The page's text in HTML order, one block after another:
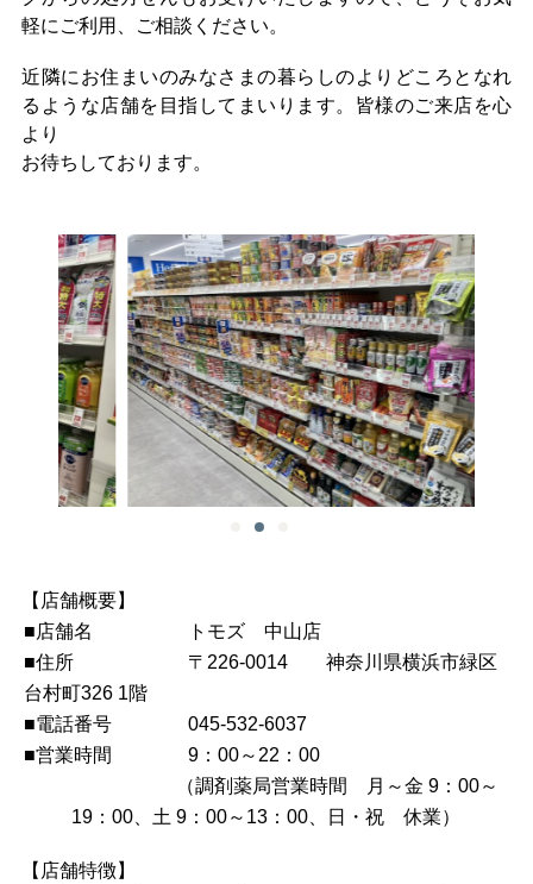
軽にご利用、ご相談ください。
近隣にお住まいのみなさまの暮らしのよりどころとなれ
るような店舗を目指してまいります。皆様のご来店を心
より
お待ちしております。
【店舗概要】
■店舗名
トモズ 中山店
■住所 〒226-0014 神奈川県横浜市緑区
台村町326 1階
■電話番号 045-532-6037
■営業時間 9：00～22：00
（調剤薬局営業時間 月～金 9：00～
19：00、土 9：00～13：00、日・祝 休業）
【店舗特徴】